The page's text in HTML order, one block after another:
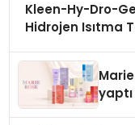
Kleen-Hy-Dro-
Hidrojen Isıtma
yaptı